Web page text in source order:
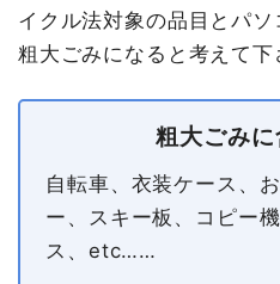
イクル法対象の品目とパ
粗大ごみになると考えて下
粗大ごみ
自転車、衣装ケース、
ー、スキー板、コピー
ス、etc……